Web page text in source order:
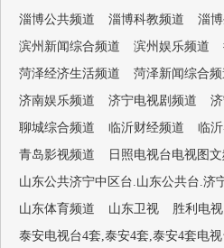
淄博公共频道
淄博科教频道 淄
滨州新闻综合频道
滨州娱乐频道
菏泽经济生活频道
菏泽新闻综合频
济南娱乐频道
济宁电视剧频道
聊城综合频道
临沂财经频道 临
青岛影视频道
日照电视台电视图
山东公共济宁中区台.山东公共台.济
山东体育频道
山东卫视 胜利电
泰安电视台4套,泰安4套,泰安4套电视